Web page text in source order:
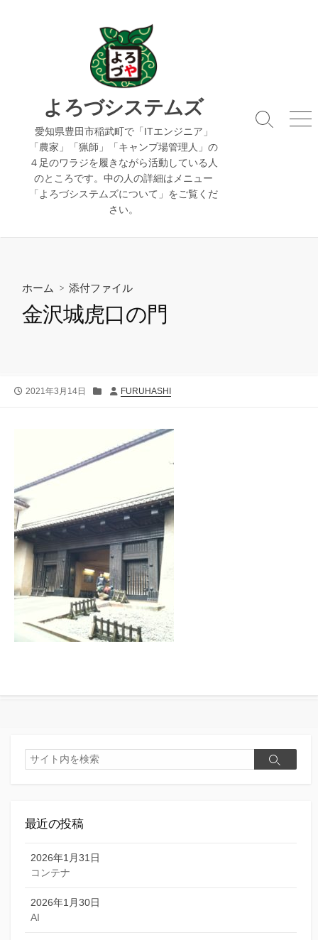
よろづシステムズ
愛知県豊田市稲武町で「ITエンジニア」
「農家」「猟師」「キャンプ場管理人」の
４足のワラジを履きながら活動している人
のところです。中の人の詳細はメニュー
「よろづシステムズについて」をご覧くだ
さい。
検
メ
ホーム > 添付ファイル
金沢城虎口の門
公
2021年3月14日
投
FURUHASHI
検
索
検
最近の投稿
2026年1月31日
コンテナ
2026年1月30日
AI